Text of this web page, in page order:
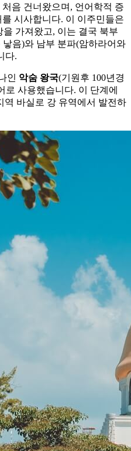
음 건너왔으며, 언어학적 증
시사합니다. 이 이주민들은
가져왔고, 이는 결국 북부
음)와 남부 분파(암하라어와
다.
인 악숨 왕국(기원후 100년경
로 사용했습니다. 이 단계에
역 바실로 강 유역에서 발전하